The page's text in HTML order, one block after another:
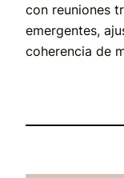
con reuniones
emergentes,
coherencia de